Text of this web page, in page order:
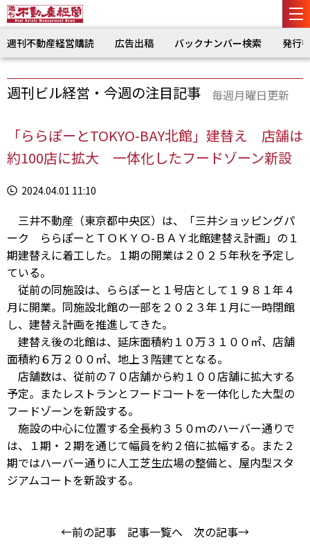
週刊不動産経営購読 広告出稿 バックナンバー検索 発行
週刊ビル経営・今週の注目記事 毎週月曜日更新
「ららぽーとTOKYO-BAY北館」建替え 店舗は
約100店に拡大 一体化したフードゾーン新設
2024.04.01 11:10
三井不動産（東京都中央区）は、「三井ショッピングパ
ーク ららぽーとＴＯＫＹＯ-ＢＡＹ北館建替え計画」の１
期建替えに着工した。１期の開業は２０２５年秋を予定し
ている。
従前の同施設は、ららぽーと１号店として１９８１年４
月に開業。同施設北館の一部を２０２３年１月に一時閉館
し、建替え計画を推進してきた。
建替え後の北館は、延床面積約１０万３１００㎡、店舗
面積約６万２００㎡、地上３階建てとなる。
店舗数は、従前の７０店舗から約１００店舗に拡大する
予定。またレストランとフードコートを一体化した大型の
フードゾーンを新設する。
施設の中心に位置する全長約３５０ｍのハーバー通りで
は、１期・２期を通じて幅員を約２倍に拡幅する。また２
期ではハーバー通りに人工芝生広場の整備と、屋内型スタ
ジアムコートを新設する。
←前の記事 記事一覧へ 次の記事→